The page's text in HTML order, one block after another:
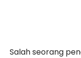
Salah seorang